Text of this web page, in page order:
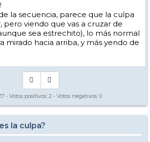
la secuencia, parece que la culpa
pero viendo que vas a cruzar de
sea estrechito), lo más normal
mirado hacia arriba, y más yendo de
- Votos positivos: 2 - Votos negativos: 0
la culpa?